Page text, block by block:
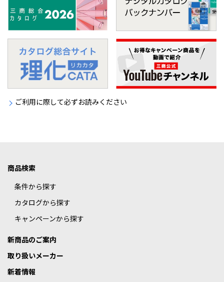
ご利用に際して必ずお読みください
商品検索
条件から探す
カタログから探す
キャンペーンから探す
新商品のご案内
取り扱いメーカー
新着情報